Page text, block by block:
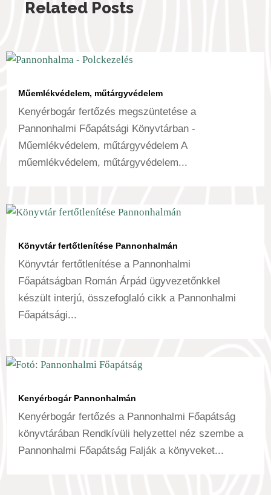
Related Posts
Műemlékvédelem, műtárgyvédelem
Kenyérbogár fertőzés megszüntetése a
Pannonhalmi Főapátsági Könyvtárban -
Műemlékvédelem, műtárgyvédelem A
műemlékvédelem, műtárgyvédelem...
Könyvtár fertőtlenítése Pannonhalmán
Könyvtár fertőtlenítése a Pannonhalmi
Főapátságban Román Árpád ügyvezetőnkkel
készült interjú, összefoglaló cikk a Pannonhalmi
Főapátsági...
Kenyérbogár Pannonhalmán
Kenyérbogár fertőzés a Pannonhalmi Főapátság
könyvtárában Rendkívüli helyzettel néz szembe a
Pannonhalmi Főapátság Falják a könyveket...